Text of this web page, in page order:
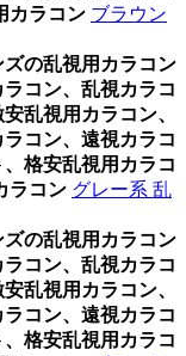
カラコン ブラウン
の乱視用カラコン
コン、乱視カラコ
乱視用カラコン、
コン、遠視カラコ
格安乱視用カラコ
ラコン グレー系 乱
の乱視用カラコン
コン、乱視カラコ
乱視用カラコン、
コン、遠視カラコ
格安乱視用カラコ